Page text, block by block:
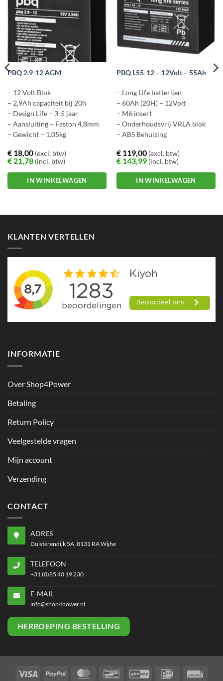
PBQ 2.9-12 AGM
– 12 Volt Blok
– 2,9Ah capaciteit bij 20h
– Design Life – 3-5 jaar
– Aansluiting – Faston 4,8mm
– Gewicht – 1.05kg
€18,00(excl. btw)
€21,78(incl. btw)
IN WINKELWAGEN
PBQ L55-12 – 12Volt – 55Ah
– Long Life batterijen
– 60Ah (20H) – 12Volt
– M6 insert
– Onderhoudsvrij VRLA blok
– ABS Behuizing
€119,00(excl. btw)
€143,99(incl. btw)
IN WINKELWAGEN
KLANTEN VERTELLEN
INFORMATIE
Over Shop4Power
Betaling
Return Policy
Veelgestelde vragen
Mijn account
Verzending
CONTACT
ADRES
Duisterendijk 5A, 8131 RA Wijhe
TELEFOON
+31 (0)85 40 19 230
E-MAIL
info@shop4power.nl
HERROEPING BESTELLING
Visa PayPal MasterCardBancontactGiroPay IDeal